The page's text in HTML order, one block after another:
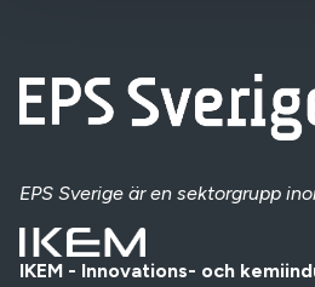
EPS Sverige är en sektorgrupp
IKEM - Innovations- och